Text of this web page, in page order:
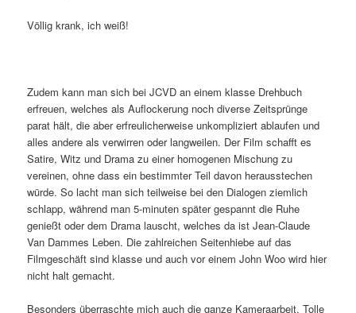
Völlig krank, ich weiß!
Zudem kann man sich bei JCVD an einem klasse Drehbuch
erfreuen, welches als Auflockerung noch diverse Zeitsprünge
parat hält, die aber erfreulicherweise unkompliziert ablaufen und
alles andere als verwirren oder langweilen. Der Film schafft es
Satire, Witz und Drama zu einer homogenen Mischung zu
vereinen, ohne dass ein bestimmter Teil davon herausstechen
würde. So lacht man sich teilweise bei den Dialogen ziemlich
schlapp, während man 5-minuten später gespannt die Ruhe
genießt oder dem Drama lauscht, welches da ist Jean-Claude
Van Dammes Leben. Die zahlreichen Seitenhiebe auf das
Filmgeschäft sind klasse und auch vor einem John Woo wird hier
nicht halt gemacht.
Besonders überraschte mich auch die ganze Kameraarbeit. Tolle